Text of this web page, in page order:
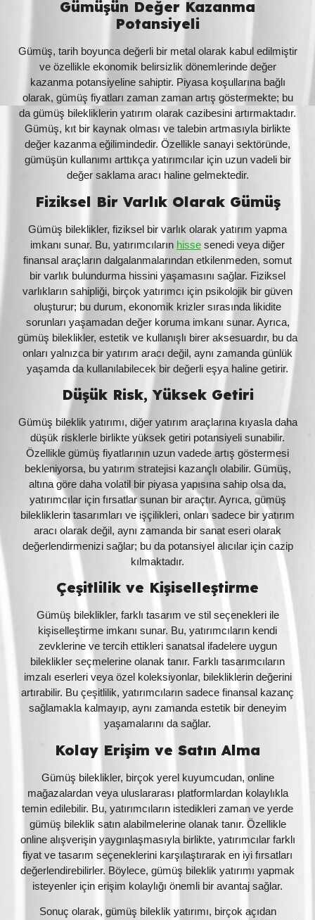
Gümüşün Değer Kazanma
Potansiyeli
Gümüş, tarih boyunca değerli bir metal olarak kabul edilmiştir
ve özellikle ekonomik belirsizlik dönemlerinde değer
kazanma potansiyeline sahiptir. Piyasa koşullarına bağlı
olarak, gümüş fiyatları zaman zaman artış göstermekte; bu
da gümüş bilekliklerin yatırım olarak cazibesini artırmaktadır.
Gümüş, kıt bir kaynak olması ve talebin artmasıyla birlikte
değer kazanma eğilimindedir. Özellikle sanayi sektöründe,
gümüşün kullanımı arttıkça yatırımcılar için uzun vadeli bir
değer saklama aracı haline gelmektedir.
Fiziksel Bir Varlık Olarak Gümüş
Gümüş bileklikler, fiziksel bir varlık olarak yatırım yapma
imkanı sunar. Bu, yatırımcıların hisse senedi veya diğer
finansal araçların dalgalanmalarından etkilenmeden, somut
bir varlık bulundurma hissini yaşamasını sağlar. Fiziksel
varlıkların sahipliği, birçok yatırımcı için psikolojik bir güven
oluşturur; bu durum, ekonomik krizler sırasında likidite
sorunları yaşamadan değer koruma imkanı sunar. Ayrıca,
gümüş bileklikler, estetik ve kullanışlı birer aksesuardır, bu da
onları yalnızca bir yatırım aracı değil, aynı zamanda günlük
yaşamda da kullanılabilecek bir değerli eşya haline getirir.
Düşük Risk, Yüksek Getiri
Gümüş bileklik yatırımı, diğer yatırım araçlarına kıyasla daha
düşük risklerle birlikte yüksek getiri potansiyeli sunabilir.
Özellikle gümüş fiyatlarının uzun vadede artış göstermesi
bekleniyorsa, bu yatırım stratejisi kazançlı olabilir. Gümüş,
altına göre daha volatil bir piyasa yapısına sahip olsa da,
yatırımcılar için fırsatlar sunan bir araçtır. Ayrıca, gümüş
bilekliklerin tasarımları ve işçilikleri, onları sadece bir yatırım
aracı olarak değil, aynı zamanda bir sanat eseri olarak
değerlendirmenizi sağlar; bu da potansiyel alıcılar için cazip
kılmaktadır.
Çeşitlilik ve Kişiselleştirme
Gümüş bileklikler, farklı tasarım ve stil seçenekleri ile
kişiselleştirme imkanı sunar. Bu, yatırımcıların kendi
zevklerine ve tercih ettikleri sanatsal ifadelere uygun
bileklikler seçmelerine olanak tanır. Farklı tasarımcıların
imzalı eserleri veya özel koleksiyonlar, bilekliklerin değerini
artırabilir. Bu çeşitlilik, yatırımcıların sadece finansal kazanç
sağlamakla kalmayıp, aynı zamanda estetik bir deneyim
yaşamalarını da sağlar.
Kolay Erişim ve Satın Alma
Gümüş bileklikler, birçok yerel kuyumcudan, online
mağazalardan veya uluslararası platformlardan kolaylıkla
temin edilebilir. Bu, yatırımcıların istedikleri zaman ve yerde
gümüş bileklik satın alabilmelerine olanak tanır. Özellikle
online alışverişin yaygınlaşmasıyla birlikte, yatırımcılar farklı
fiyat ve tasarım seçeneklerini karşılaştırarak en iyi fırsatları
değerlendirebilirler. Böylece, gümüş bileklik yatırımı yapmak
isteyenler için erişim kolaylığı önemli bir avantaj sağlar.
Sonuç olarak, gümüş bileklik yatırımı, birçok açıdan